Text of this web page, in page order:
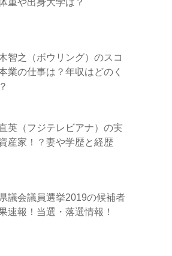
智之（ボウリング）のスコ
業の仕事は？年収はどのく
英（フジテレビアナ）の実
産家！？妻や学歴と経歴
議会議員選挙2019の候補者
速報！当選・落選情報！